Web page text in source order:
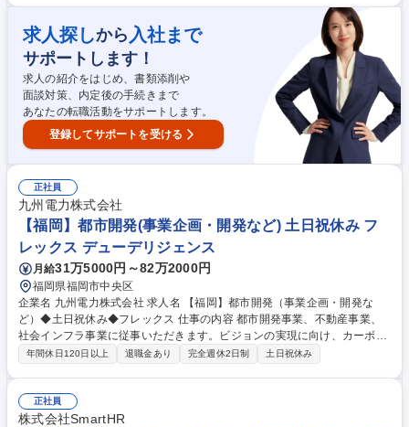
ューアルマネージャーのいずれか、または両方の業務をお任せします。(1)
機能実装CS：オンボーディング/オンボーディング完了後の活用促進等 (2)
リニューアルマネージャー：お客様への課題ヒアリング・方針策定/利用促
進の支援/継続活用に向けた施策検討・実行等 募集職種 福岡【カスタマー
サクセス】シェアNo.1SaaS「SmartHR」/リモート可
求人探しから 入社まで
サポートします！
求人の紹介をはじめ、書類添削や
面談対策、内定後の手続きまで
あなたの転職活動をサポートします。
登録してサポートを受ける
正社員
九州電力株式会社
【福岡】都市開発(事業企画・開発など) 土日祝休み フ
レックス デューデリジェンス
月給31万5000円～82万2000円
福岡県福岡市中央区
企業名 九州電力株式会社 求人名 【福岡】都市開発（事業企画・開発な
ど）◆土日祝休み◆フレックス 仕事の内容 都市開発事業、不動産事業、
社会インフラ事業に従事いただきます。ビジョンの実現に向け、カーボン
マイナスや新事業への進出など、私たちと共に新たなフィールドへ挑戦し
収益性評価及び資産取得の契約・出資契約など各種契約交渉■国・自治体
等の公募提案に向けた検討・コンソーシアムの組成等■M&Aの検討、グル
年間休日120日以上 退職金あり 完全週休2日制 土日祝休み
正社員
株式会社SmartHR